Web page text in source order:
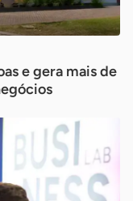
e gera mais de